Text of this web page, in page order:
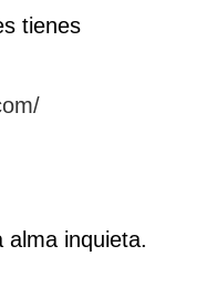
tienes
alma inquieta.